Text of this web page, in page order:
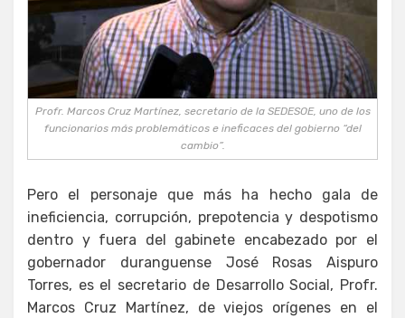
Profr. Marcos Cruz Martínez, secretario de la SEDESOE, uno de los
funcionarios más problemáticos e ineficaces del gobierno “del
cambio”.
Pero el personaje que más ha hecho gala de
ineficiencia, corrupción, prepotencia y despotismo
dentro y fuera del gabinete encabezado por el
gobernador duranguense José Rosas Aispuro
Torres, es el secretario de Desarrollo Social, Profr.
Marcos Cruz Martínez, de viejos orígenes en el